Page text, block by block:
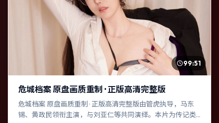
99:51
危城档案 原盘画质重制 · 正版高清完整版
危城档案 原盘画质重制 · 正版高清完整版由管虎执导，马东
锡、黄政民领衔主演，与刘亚仁等共同演绎。本片为传记类